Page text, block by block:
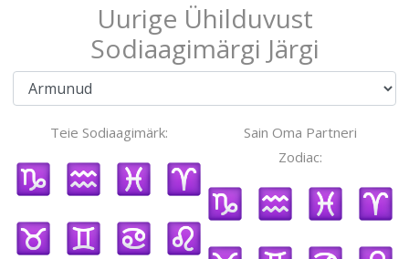
Uurige Ühilduvust
Sodiaagimärgi Järgi
Teie Sodiaagimärk:
Sain Oma Partneri
Zodiac: